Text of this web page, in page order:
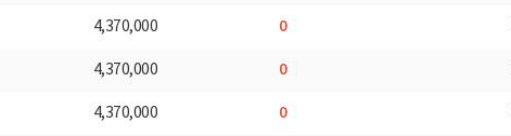
4,370,000 0
4,370,000 0
4,370,000 0